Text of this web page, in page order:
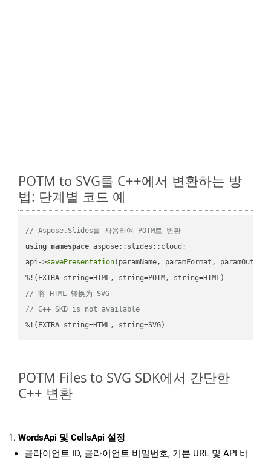
POTM to SVG를 C++에서 변환하는 방
법: 단계별 코드 예
// Aspose.Slides를 사용하여 POTM로 변환
using namespace aspose::slides::cloud;
api->savePresentation(paramName, paramFormat,
// 将 HTML 转换为 SVG
// C++ SKD is not available
%!(EXTRA string=HTML, string=SVG)
POTM Files to SVG SDK에서 간단한
C++ 변환
WordsApi 및 CellsApi 설정
클라이언트 ID, 클라이언트 비밀번호, 기본 URL 및 API 버